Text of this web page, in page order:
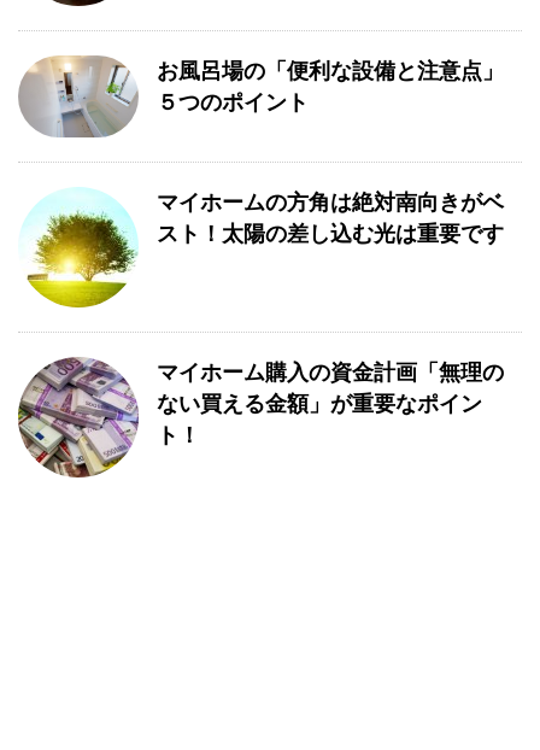
お風呂場の「便利な設備と注意点」
５つのポイント
マイホームの方角は絶対南向きがベ
スト！太陽の差し込む光は重要です
マイホーム購入の資金計画「無理の
ない買える金額」が重要なポイン
ト！